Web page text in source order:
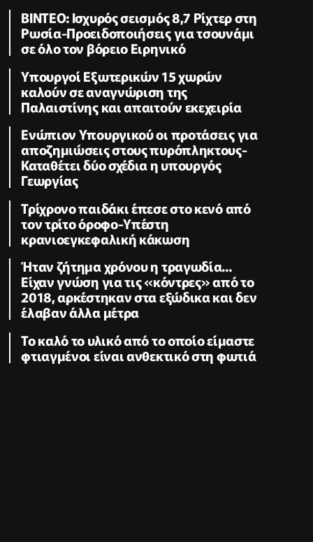
ΒΙΝΤΕΟ: Ισχυρός σεισμός 8,7 Ρίχτερ στη
Ρωσία-Προειδοποιήσεις για τσουνάμι
σε όλο τον βόρειο Ειρηνικό
Υπουργοί Εξωτερικών 15 χωρών
καλούν σε αναγνώριση της
Παλαιστίνης και απαιτούν εκεχειρία
Ενώπιον Υπουργικού οι προτάσεις για
αποζημιώσεις στους πυρόπληκτους-
Καταθέτει δύο σχέδια η υπουργός
Γεωργίας
Τρίχρονο παιδάκι έπεσε στο κενό από
τον τρίτο όροφο-Υπέστη
κρανιοεγκεφαλική κάκωση
Ήταν ζήτημα χρόνου η τραγωδία...
Είχαν γνώση για τις «κόντρες» από το
2018, αρκέστηκαν στα εξώδικα και δεν
έλαβαν άλλα μέτρα
Το καλό το υλικό από το οποίο είμαστε
φτιαγμένοι είναι ανθεκτικό στη φωτιά